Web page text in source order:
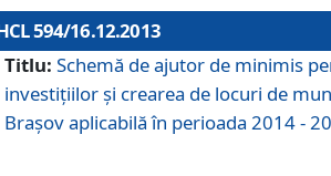
594/16.12.2013
Titlu: Schemă de ajutor de minimis
investiţiilor şi crearea de locuri de
Braşov aplicabilă în perioada 2014 -